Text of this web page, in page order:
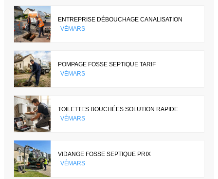
ENTREPRISE DÉBOUCHAGE CANALISATION
VÉMARS
POMPAGE FOSSE SEPTIQUE TARIF
VÉMARS
TOILETTES BOUCHÉES SOLUTION RAPIDE
VÉMARS
VIDANGE FOSSE SEPTIQUE PRIX
VÉMARS